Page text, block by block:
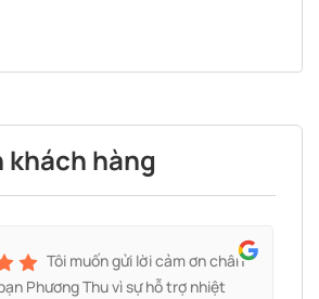
khách hàng
Tôi muốn gửi lời cảm ơn chân
Phương Thu vì sự hỗ trợ nhiệt